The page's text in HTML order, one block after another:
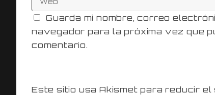
Guarda mi nombre, correo
navegador para la próxima vez que
comentario.
Este sitio usa Akismet para reducir el